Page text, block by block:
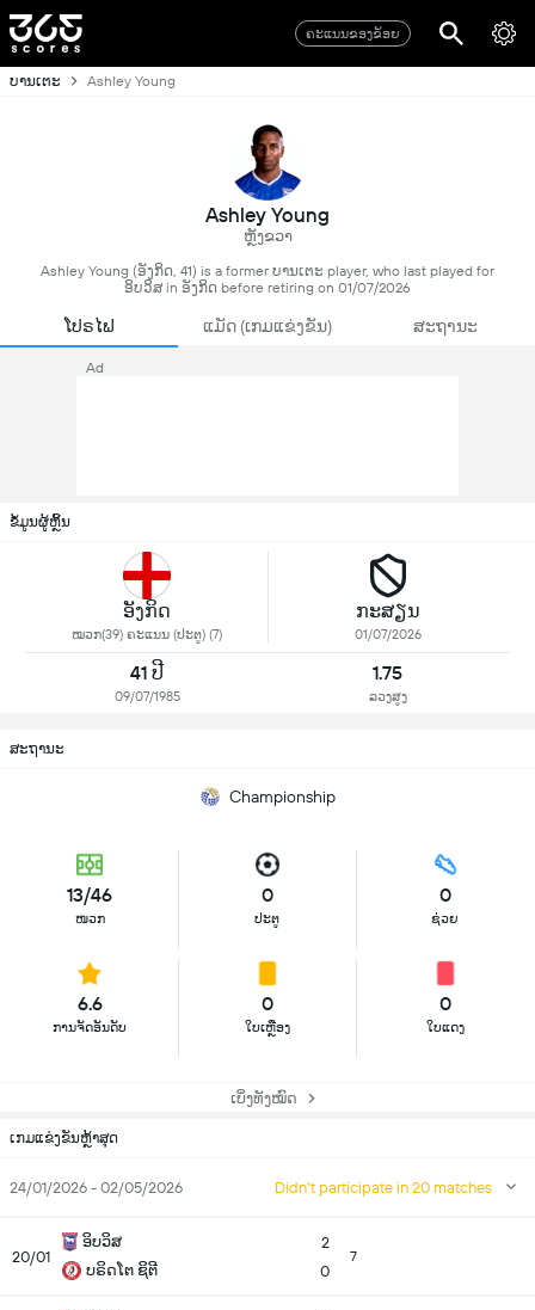
ຄະແນນຂອງຂ້ອຍ
ບານເຕະ Ashley Young
Ashley Young
ຫຼັງຂວາ
Ashley Young (ອັງກິດ, 41) is a former ບານເຕະ player, who last played for
ອິບວິສ in ອັງກິດ before retiring on 01/07/2026
ໂປຣໄຟ ແມັດ (ເກມແຂ່ງຂັນ) ສະຖານະ
Ad
ຂໍ້ມູນຜູ້ຫຼິ້ນ
ອັງກິດ
ໝວກ(39) ຄະແນນ (ປະຕູ) (7)
ກະສຽນ
01/07/2026
41 ປີ
09/07/1985
1.75
ລວງສູງ
ສະຖານະ
Championship
13/46
ໜວກ
0
ປະຕູ
0
ຊ່ວຍ
6.6
ການຈັດອັນດັບ
0
ໃບເຫຼືອງ
0
ໃບແດງ
ເບິ່ງທັງໝົດ
ເກມແຂ່ງຂັນຫຼ້າສຸດ
24/01/2026 - 02/05/2026 Didn't participate in 20 matches
20/01
ອິບວິສ
ບຣິດໂຕ ຊິຕີ
2
0
7